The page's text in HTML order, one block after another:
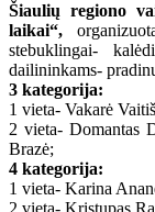
Šiaulių regiono
laikai“,
stebuklingai-
dailininkams-
3 kategorija:
1 vieta- Vakarė
2 vieta- Domantas
Brazė;
4 kategorija:
1 vieta- Karina
2 vieta- Kristupas